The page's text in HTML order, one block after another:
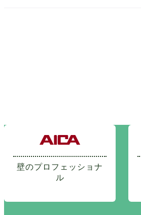
壁のプロフェッショナ
ル